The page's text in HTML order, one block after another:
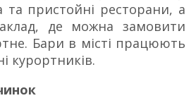
та пристойні ресторани, а
де можна замовити
Бари в місті працюють
курортників.